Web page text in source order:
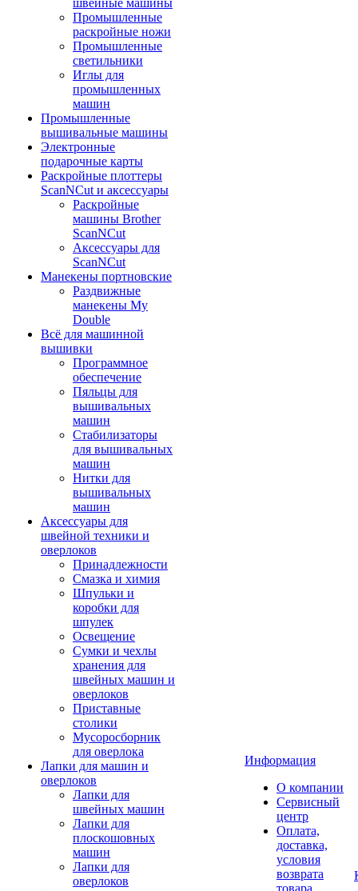
швейные машины
Промышленные
раскройные ножи
Промышленные
светильники
Иглы для
промышленных
машин
Промышленные
вышивальные машины
Электронные
подарочные карты
Раскройные плоттеры
ScanNCut и аксессуары
Раскройные
машины Brother
ScanNCut
Аксессуары для
ScanNCut
Манекены портновские
Раздвижные
манекены My
Double
Всё для машинной
вышивки
Программное
обеспечение
Пяльцы для
вышивальных
машин
Стабилизаторы
для вышивальных
машин
Нитки для
вышивальных
машин
Аксессуары для
швейной техники и
оверлоков
Принадлежности
Смазка и химия
Шпульки и
коробки для
шпулек
Освещение
Сумки и чехлы
хранения для
швейных машин и
оверлоков
Приставные
столики
Мусоросборник
для оверлока
Лапки для машин и
оверлоков
Лапки для
швейных машин
Лапки для
плоскошовных
машин
Лапки для
оверлоков
Информация
О компании
Сервисный
центр
Оплата,
доставка,
условия
возврата
товара